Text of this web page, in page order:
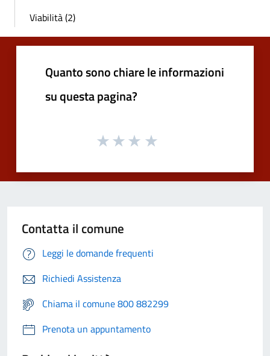
Viabilità (2)
Quanto sono chiare le informazioni
su questa pagina?
Contatta il comune
Leggi le domande frequenti
Richiedi Assistenza
Chiama il comune 800 882299
Prenota un appuntamento